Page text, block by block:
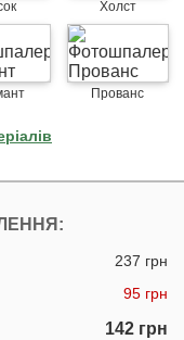
Холст
Прованс
237 грн
95 грн
142 грн